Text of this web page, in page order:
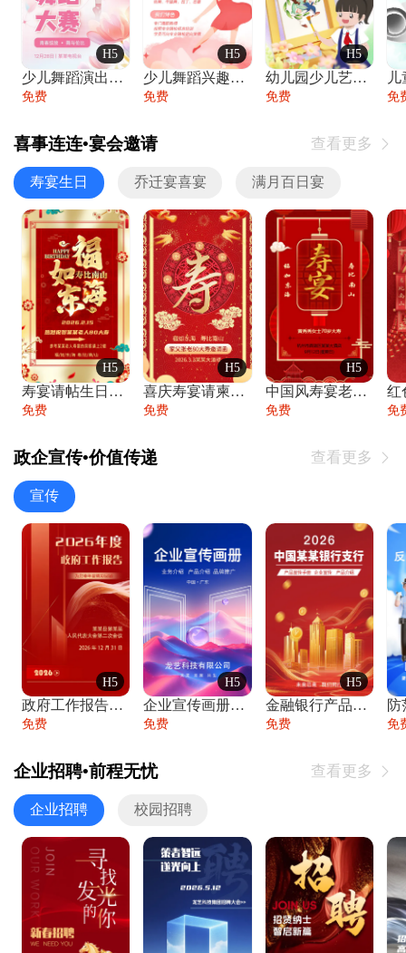
H5
少儿舞蹈演出舞蹈比赛跳舞大赛文艺汇演活动
免费
H5
少儿舞蹈兴趣班艺术培训学校招生宣传
免费
H5
幼儿园少儿艺术展览绘画展摄影作品展美术展
免费 免
喜事连连•宴会邀请 查看更多 
寿宴生日 乔迁宴喜宴 满月百日宴
H5
寿宴请帖生日宴邀请函老人寿星生日快乐祝寿
免费
H5
喜庆寿宴请柬老人生日宴会邀请函请柬过大寿
免费
H5
中国风寿宴老人生日宴会邀请函寿宴请帖请柬
免费 免
政企宣传•价值传递 查看更多 
宣传
H5
政府工作报告政府年终工作总结
免费
H5
企业宣传画册公司简介产品介绍业务宣传手册
免费
H5
金融银行产品宣传手册企业宣传产品介绍
免费
防
免
企业招聘•前程无忧 查看更多 
企业招聘 校园招聘